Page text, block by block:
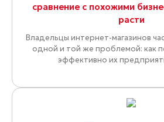
сравнение с похожими
расти
Владельцы интернет-магазинов
одной и той же проблемой: как
эффективно их